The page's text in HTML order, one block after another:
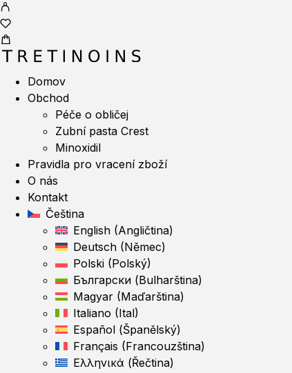
Domov
Obchod
Péče o obličej
Zubní pasta Crest
Minoxidil
Pravidla pro vracení zboží
O nás
Kontakt
Čeština
English (Angličtina)
Deutsch (Němec)
Polski (Polský)
Български (Bulharština)
Magyar (Maďarština)
Italiano (Ital)
Español (Španělský)
Français (Francouzština)
Ελληνικά (Řečtina)